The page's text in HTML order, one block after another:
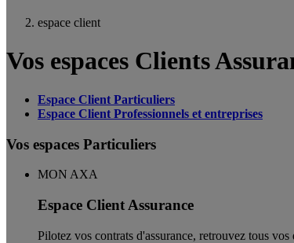
espace client
Vos espaces Clients
Espace Client Particuliers
Espace Client Professionnels et entreprises
Vos espaces Particuliers
MON AXA
Espace Client Assurance
Pilotez vos contrats d'assurance, retrouvez tous